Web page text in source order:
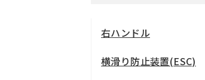
右ハンドル
横滑り防止装置(ESC)